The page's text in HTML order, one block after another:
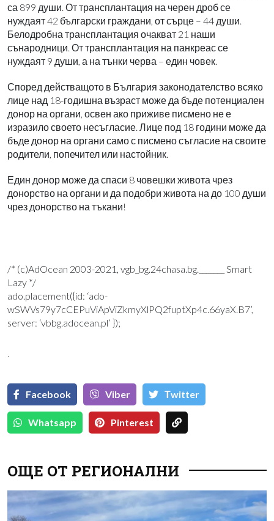
са 899 души. От трансплантация на черен дроб се
нуждаят 42 български граждани, от сърце – 44 души.
Белодробна трансплантация очакват 21 наши
сънародници. От трансплантация на панкреас се
нуждаят 9 души, а на тънки черва – един човек.
Според действащото в България законодателство всяко
лице над 18-годишна възраст може да бъде потенциален
донор на органи, освен ако приживе писмено не е
изразило своето несъгласие. Лице под 18 години може да
бъде донор на органи само с писмено съгласие на своите
родители, попечител или настойник.
Един донор може да спаси 8 човешки живота чрез
донорство на органи и да подобри живота на до 100 души
чрез донорство на тъкани!
/* (c)AdOcean 2003-2021, vgb_bg.24chasa.bg._______ Smart
Lazy */
ado.placement({id: ‘ado-
wSWVs79y7cCEPuViApViZkmyXlPQ2fuptXp4c.66yaX.B7’,
server: ‘vbbg.adocean.pl’ });
`
Facebook Viber Тwitter
Whatsapp Pinterest
ОЩЕ ОТ РЕГИОНАЛНИ